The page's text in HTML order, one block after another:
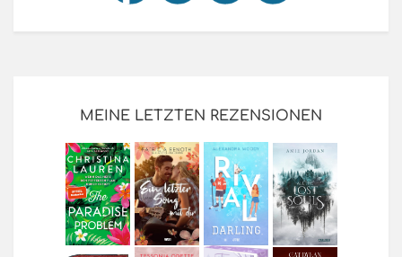
MEINE LETZTEN REZENSIONEN